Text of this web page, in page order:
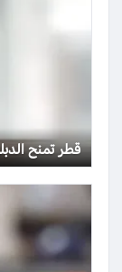
قطر تمنح